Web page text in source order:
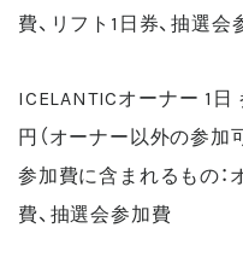
費、リフト1日券、抽選会
ICELANTICオーナー 1日
円（オーナー以外の参加
参加費に含まれるもの
費、抽選会参加費